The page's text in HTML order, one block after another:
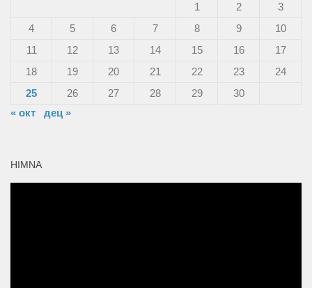
1
2
3
4
5 6 7 8 9
10
11
12 13 14 15 16
17
18
19 20 21 22 23
24
25
26 27 28 29
30
« окт
дец »
HIMNA